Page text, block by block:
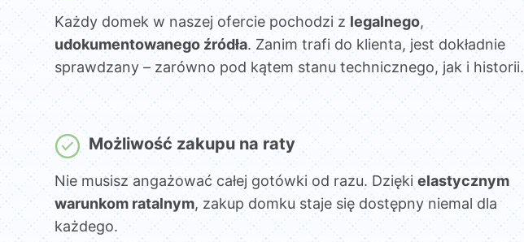
Każdy domek w naszej ofercie pochodzi zlegalnego,
udokumentowanego źródła. Zanim trafi do klienta, jest dokładnie
sprawdzany – zarówno pod kątem stanu technicznego, jak i historii.
Możliwość zakupu na raty
Nie musisz angażować całej gotówki od razu. Dziękielastycznym
warunkom ratalnym, zakup domku staje się dostępny niemal dla
każdego.